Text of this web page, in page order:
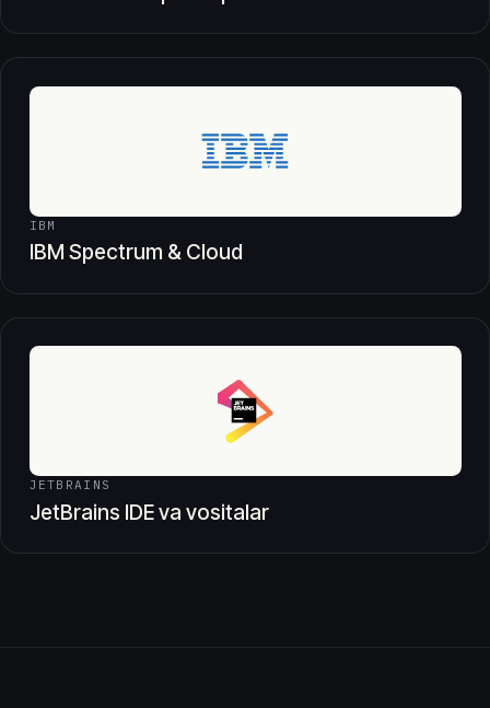
IBM
IBM Spectrum & Cloud
JETBRAINS
JetBrains IDE va vositalar